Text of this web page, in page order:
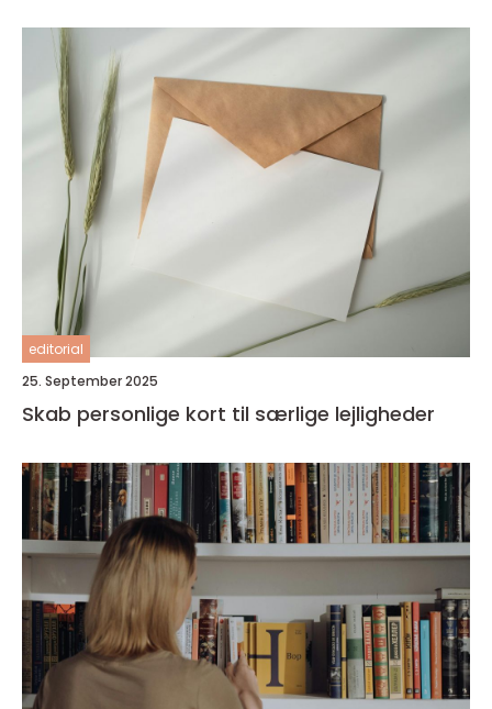
editorial
25. September 2025
Skab personlige kort til særlige lejligheder